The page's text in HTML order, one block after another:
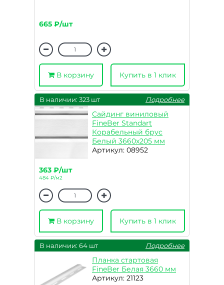
665 ₽/шт
В корзину Купить в 1 клик
В наличии: 323 шт Подробнее
Сайдинг виниловый
FineBer Standart
Корабельный брус
Белый 3660х205 мм
Артикул: 08952
363 ₽/шт
484 ₽/м2
В корзину Купить в 1 клик
В наличии: 64 шт Подробнее
Планка стартовая
FineBer Белая 3660 мм
Артикул: 21123